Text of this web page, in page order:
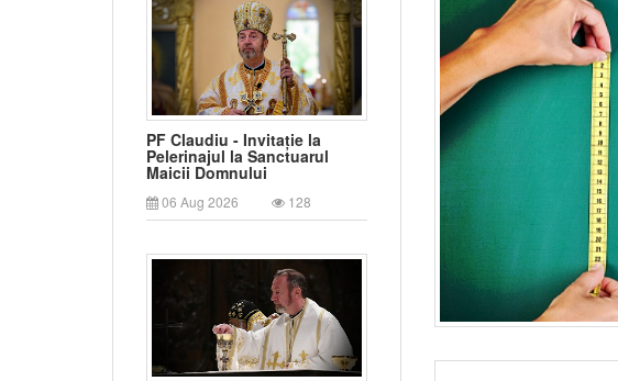
PF Claudiu - Invitație la
Pelerinajul la Sanctuarul
Maicii Domnului
06 Aug 2026 128